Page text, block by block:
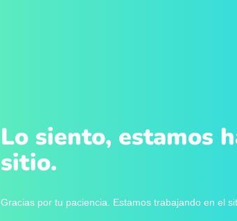
Lo siento, estamos
sitio.
Gracias por tu paciencia. Estamos trabajando en el